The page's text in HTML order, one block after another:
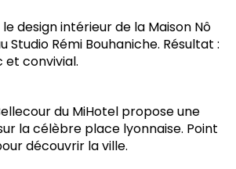
design intérieur de la Maison Nô
Studio Rémi Bouhaniche. Résultat :
et convivial.
du MiHotel propose une
la célèbre place lyonnaise. Point
découvrir la ville.